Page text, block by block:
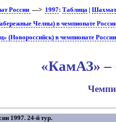
России —> 1997:Таблица |
Челны) в чемпионате
(Новороссийск) в чемпионате России
«КамАЗ» –
1997. 24-й тур.